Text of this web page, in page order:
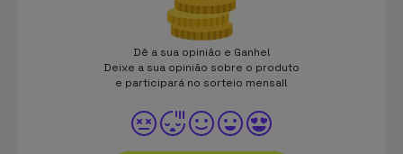
Dê a sua opinião e Ganhe!
Deixe a sua opinião sobre o produto
e participará no sorteio mensal!